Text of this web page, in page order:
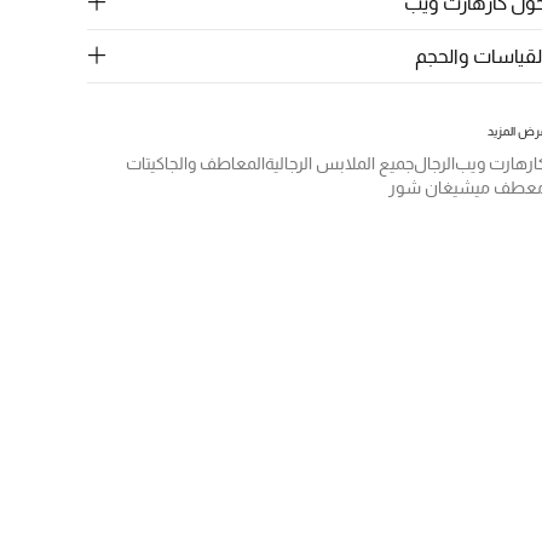
والحجم
المزيد
ويبالرجالجميع الملابس الرجاليةالمعاطف والجاكيتات
ميشيغان شور